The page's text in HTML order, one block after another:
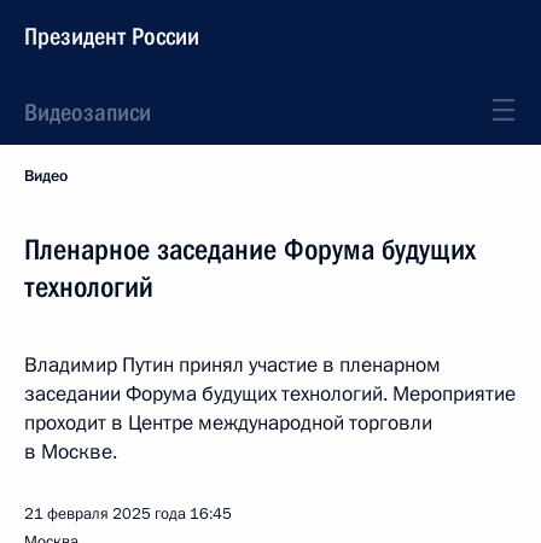
Президент России
Видеозаписи
Видео
Пленарное заседание Форума будущих
технологий
Владимир Путин принял участие в пленарном
заседании Форума будущих технологий. Мероприятие
проходит в Центре международной торговли
в Москве.
21 февраля 2025 года 16:45